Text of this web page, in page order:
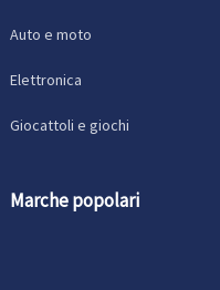
Auto e moto
Elettronica
Giocattoli e giochi
Marche popolari